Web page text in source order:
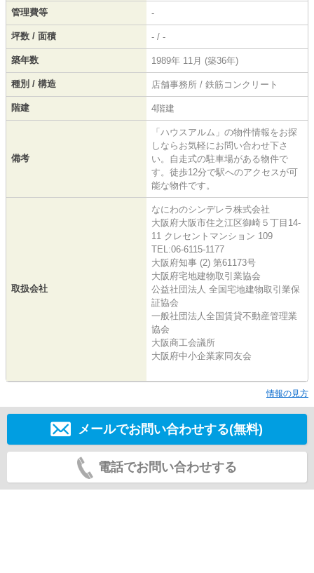
管理費等 -
坪数 / 面積 - / -
築年数 1989年 11月 (築36年)
種別 / 構造 店舗事務所 / 鉄筋コンクリート
階建 4階建
備考
「ハウスアルム」の物件情報をお探
しならお気軽にお問い合わせ下さ
い。自走式の駐車場がある物件で
す。徒歩12分で駅へのアクセスが可
能な物件です。
取扱会社
なにわのシンデレラ株式会社
大阪府大阪市住之江区御崎５丁目14-
11 クレセントマンション 109
TEL:06-6115-1177
大阪府知事 (2) 第61173号
大阪府宅地建物取引業協会
公益社団法人 全国宅地建物取引業保
証協会
一般社団法人全国賃貸不動産管理業
協会
大阪商工会議所
大阪府中小企業家同友会
情報の見方
メールでお問い合わせする(無料)
電話でお問い合わせする